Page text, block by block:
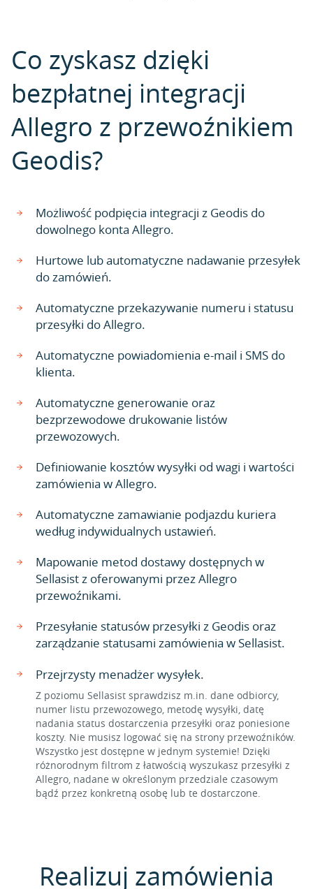
Co zyskasz dzięki
bezpłatnej integracji
Allegro z przewoźnikiem
Geodis?
Możliwość podpięcia integracji z Geodis do
dowolnego konta Allegro.
Hurtowe lub automatyczne nadawanie przesyłek
do zamówień.
Automatyczne przekazywanie numeru i statusu
przesyłki do Allegro.
Automatyczne powiadomienia e-mail i SMS do
klienta.
Automatyczne generowanie oraz
bezprzewodowe drukowanie listów
przewozowych.
Definiowanie kosztów wysyłki od wagi i wartości
zamówienia w Allegro.
Automatyczne zamawianie podjazdu kuriera
według indywidualnych ustawień.
Mapowanie metod dostawy dostępnych w
Sellasist z oferowanymi przez Allegro
przewoźnikami.
Przesyłanie statusów przesyłki z Geodis oraz
zarządzanie statusami zamówienia w Sellasist.
Przejrzysty menadżer wysyłek.
Z poziomu Sellasist sprawdzisz m.in. dane odbiorcy,
numer listu przewozowego, metodę wysyłki, datę
nadania status dostarczenia przesyłki oraz poniesione
koszty. Nie musisz logować się na strony przewoźników.
Wszystko jest dostępne w jednym systemie! Dzięki
różnorodnym filtrom z łatwością wyszukasz przesyłki z
Allegro, nadane w określonym przedziale czasowym
bądź przez konkretną osobę lub te dostarczone.
Realizuj zamówienia